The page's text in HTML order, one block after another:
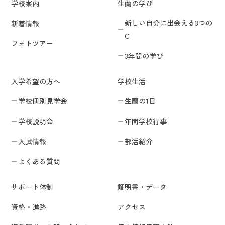
学校案内
新着情報
フォトツアー
生蘭の学び
新しい自分に出会える3つの
C
3年間の学び
入学希望の方へ
学校個別見学会
学校説明会
入試情報
よくある質問
学校生活
生蘭の1日
年間学校行事
部活紹介
サポート体制
資格・進路
証明書・データ
アクセス